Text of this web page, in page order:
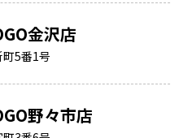
金沢店
5番1号
野々市店